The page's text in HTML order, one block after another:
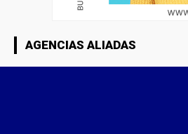
AGENCIAS ALIADAS